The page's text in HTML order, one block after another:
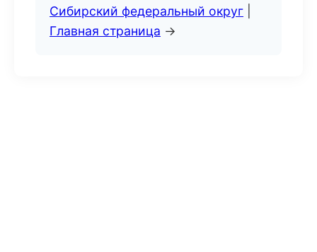
Сибирский федеральный округ
Главная страница →